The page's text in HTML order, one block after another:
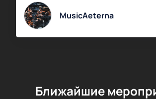
MusicAeterna
Ближайшие